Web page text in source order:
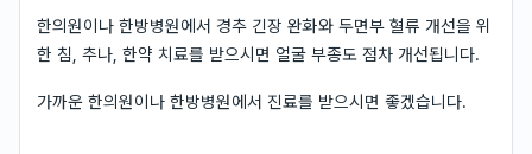
한의원이나 한방병원에서 경추 긴장 완화와 두면부 혈류 개선을 위
한 침, 추나, 한약 치료를 받으시면 얼굴 부종도 점차 개선됩니다.
가까운 한의원이나 한방병원에서 진료를 받으시면 좋겠습니다.